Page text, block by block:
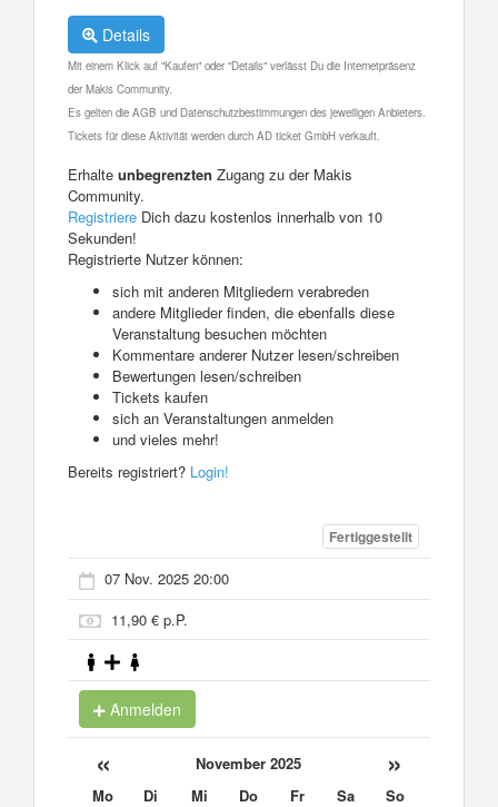
Details
Mit einem Klick auf "Kaufen" oder "Details" verlässt Du die Internetpräsenz
der Makis Community.
Es gelten die AGB und Datenschutzbestimmungen des jeweiligen Anbieters.
Tickets für diese Aktivität werden durch AD ticket GmbH verkauft.
Erhalte unbegrenzten Zugang zu der Makis
Community.
Registriere Dich dazu kostenlos innerhalb von 10
Sekunden!
Registrierte Nutzer können:
sich mit anderen Mitgliedern verabreden
andere Mitglieder finden, die ebenfalls diese
Veranstaltung besuchen möchten
Kommentare anderer Nutzer lesen/schreiben
Bewertungen lesen/schreiben
Tickets kaufen
sich an Veranstaltungen anmelden
und vieles mehr!
Bereits registriert? Login!
Fertiggestellt
07 Nov. 2025 20:00
11,90 € p.P.
Anmelden
« November 2025 »
Mo Di Mi Do Fr Sa
So